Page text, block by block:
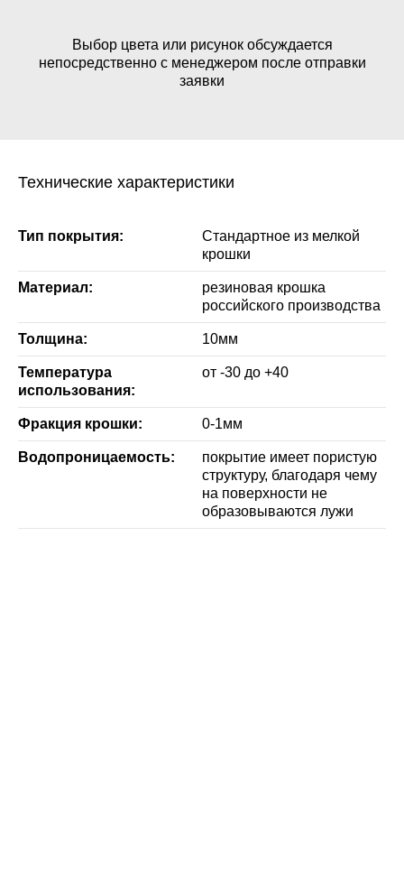
Выбор цвета или рисунок обсуждается
непосредственно с менеджером после отправки
заявки
Технические характеристики
Тип покрытия:
Стандартное из мелкой
крошки
Материал:
резиновая крошка
российского производства
Толщина: 10мм
Температура
использования:
от -30 до +40
Фракция крошки: 0-1мм
Водопроницаемость:
покрытие имеет пористую
структуру, благодаря чему
на поверхности не
образовываются лужи